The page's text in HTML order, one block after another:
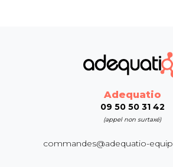
Adequatio
09 50 50 31 42
(appel non surtaxé)
commandes@adequatio-